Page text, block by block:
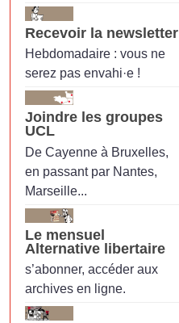
Recevoir la newsletter
Hebdomadaire : vous ne
serez pas envahi·e !
Joindre les groupes
UCL
De Cayenne à Bruxelles,
en passant par Nantes,
Marseille...
Le mensuel
Alternative libertaire
s’abonner, accéder aux
archives en ligne.